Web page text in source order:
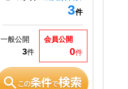
3件
会員公開
0件
一般公開
3件